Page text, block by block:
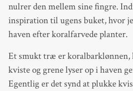
nulrer den mellem sine fingre.
inspiration til ugens buket, hvor
haven efter koralfarvede planter.
Et smukt træ er koralbarklønnen,
kviste og grene lyser op i haven
Egentlig er det synd at plukke